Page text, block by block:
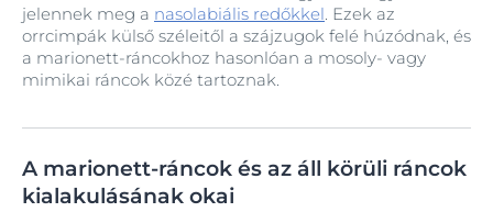
jelennek meg a nasolabiális redőkkel. Ezek az
orrcimpák külső széleitől a szájzugok felé húzódnak, és
a marionett-ráncokhoz hasonlóan a mosoly- vagy
mimikai ráncok közé tartoznak.
A marionett-ráncok és az áll körüli ráncok
kialakulásának okai